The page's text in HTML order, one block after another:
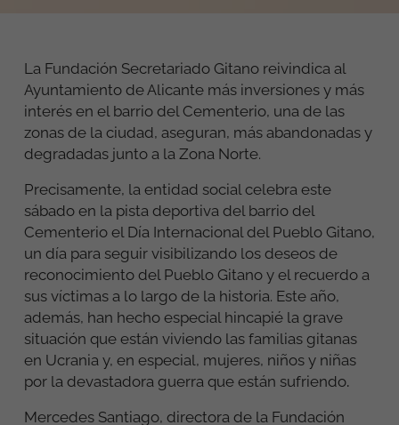
La Fundación Secretariado Gitano reivindica al
Ayuntamiento de Alicante más inversiones y más
interés en el barrio del Cementerio, una de las
zonas de la ciudad, aseguran, más abandonadas y
degradadas junto a la Zona Norte.
Precisamente, la entidad social celebra este
sábado en la pista deportiva del barrio del
Cementerio el Día Internacional del Pueblo Gitano,
un día para seguir visibilizando los deseos de
reconocimiento del Pueblo Gitano y el recuerdo a
sus víctimas a lo largo de la historia. Este año,
además, han hecho especial hincapié la grave
situación que están viviendo las familias gitanas
en Ucrania y, en especial, mujeres, niños y niñas
por la devastadora guerra que están sufriendo.
Mercedes Santiago, directora de la Fundación